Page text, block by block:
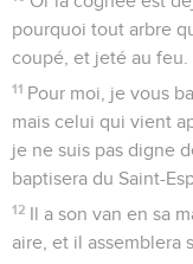
pourquoi tout arbre
coupé, et jeté au feu.
11 Pour moi, je vous
mais celui qui vient
je ne suis pas digne
baptisera du Saint-
12 Il a son van en sa
aire, et il assemblera